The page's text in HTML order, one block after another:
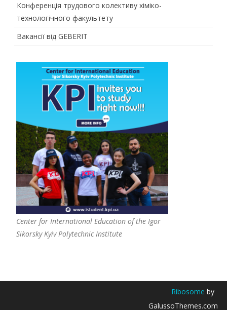
Конференція трудового колективу хіміко-
технологічного факультету
Вакансії від GEBERIT
Center for International Education of the Igor
Sikorsky Kyiv Polytechnic Institute
Ribosome by
GalussoThemes.com